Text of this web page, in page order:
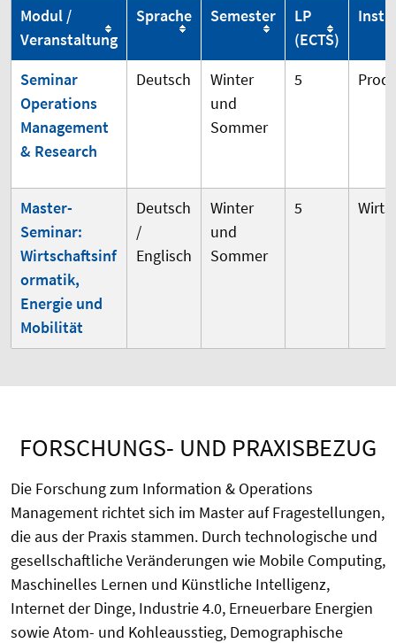
Modul /
Veranstaltung
Sprache Semester
LP
(ECTS)
Seminar
Operations
Management
& Research
Deutsch
Winter
und
Sommer
5
Master-
Seminar:
Wirtschaftsinf
ormatik,
Energie und
Mobilität
Deutsch
/
Englisch
Winter
und
Sommer
5
FORSCHUNGS- UND PRAXISBEZUG
Die Forschung zum Information & Operations
Management richtet sich im Master auf Fragestellungen,
die aus der Praxis stammen. Durch technologische und
gesellschaftliche Veränderungen wie Mobile Computing,
Maschinelles Lernen und Künstliche Intelligenz,
Internet der Dinge, Industrie 4.0, Erneuerbare Energien
sowie Atom- und Kohleausstieg, Demographische